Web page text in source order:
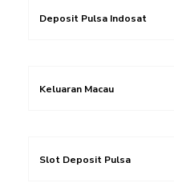
Deposit Pulsa Indosat
Keluaran Macau
Slot Deposit Pulsa